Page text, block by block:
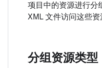
项目中的资源进行分
XML 文件访问这些资
分组资源类型